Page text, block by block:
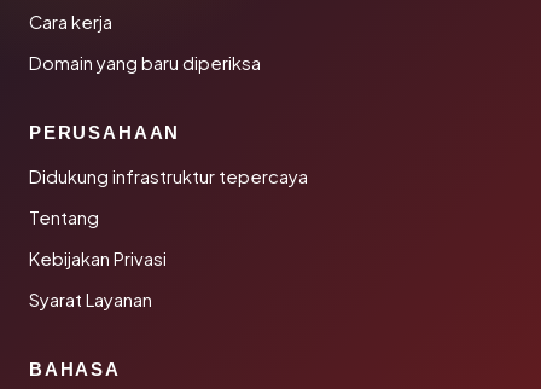
Cara kerja
Domain yang baru diperiksa
PERUSAHAAN
Didukung infrastruktur tepercaya
Tentang
Kebijakan Privasi
Syarat Layanan
BAHASA